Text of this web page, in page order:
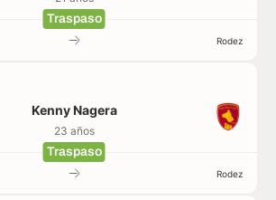
Traspaso
Rodez
Kenny Nagera
23 años
Traspaso
Rodez